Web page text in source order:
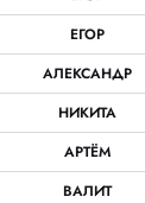
ЕГОР
АЛЕКСАНДР
НИКИТА
АРТЁМ
ВАЛИТ